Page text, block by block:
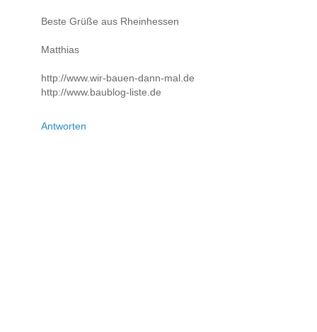
Beste Grüße aus Rheinhessen
Matthias
http://www.wir-bauen-dann-mal.de
http://www.baublog-liste.de
Antworten